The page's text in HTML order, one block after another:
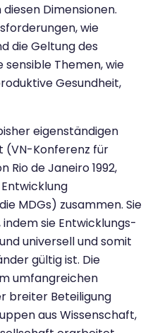
Dimensionen.
wie
die Geltung des
sensible Themen, wie
Gesundheit,
eigenständigen
(VN-Konferenz für
Rio de Janeiro 1992,
Entwicklung
MDGs) zusammen. Sie
sie Entwicklungs-
universell und somit
gültig ist. Die
umfangreichen
breiter Beteiligung
aus Wissenschaft,